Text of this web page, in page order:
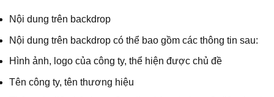
Nội dung trên backdrop
Nội dung trên backdrop có thể bao gồm các thông tin sau:
Hình ảnh, logo của công ty, thể hiện được chủ đề
Tên công ty, tên thương hiệu